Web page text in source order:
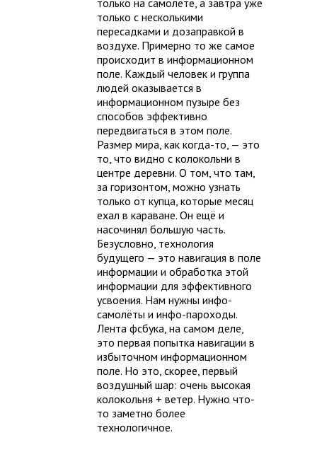
только с несколькими
пересадками и дозаправкой в
воздухе. Примерно то же самое
происходит в информационном
поле. Каждый человек и группа
людей оказывается в
информационном пузыре без
способов эффективно
передвигаться в этом поле.
Размер мира, как когда-то, — это
то, что видно с колокольни в
центре деревни. О том, что там,
за горизонтом, можно узнать
только от купца, которые месяц
ехал в караване. Он ещё и
насочинял большую часть.
Безусловно, технология
будущего — это навигация в поле
информации и обработка этой
информации для эффективного
усвоения. Нам нужны инфо-
самолёты и инфо-пароходы.
Лента фсбука, на самом деле,
это первая попытка навигации в
избыточном информационном
поле. Но это, скорее, первый
воздушный шар: очень высокая
колокольня + ветер. Нужно что-
то заметно более
технологичное.